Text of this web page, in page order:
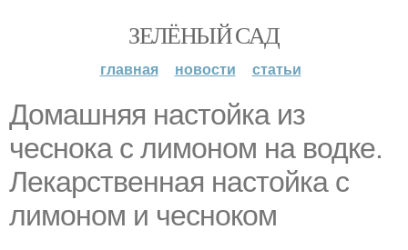
ЗЕЛЁНЫЙ САД
главная новости статьи
Домашняя настойка из
чеснока с лимоном на водке.
Лекарственная настойка с
лимоном и чесноком